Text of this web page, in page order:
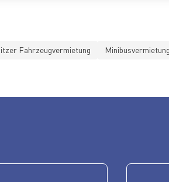
Fahrzeugvermietung